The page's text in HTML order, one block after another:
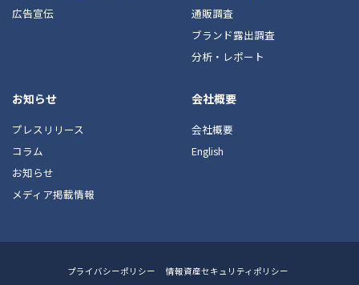
広告宣伝
通販調査
ブランド露出調査
分析・レポート
お知らせ
プレスリリース
コラム
お知らせ
メディア掲載情報
会社概要
会社概要
English
Footerプライバシーポリシー 情報資産セキュリティポリシー